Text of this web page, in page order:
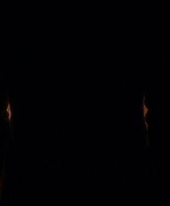
一栏目下的文章需要围绕